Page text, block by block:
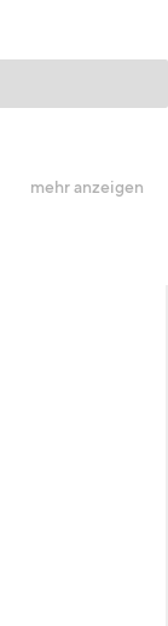
mehr anzeigen